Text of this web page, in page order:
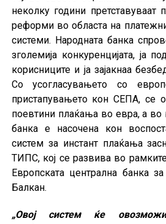
неколку години претставуваат
реформи во областа на
системи. Народната банка
зголемија конкуренцијата, ја
корисниците и ја зајакнаа
Со усогласувањето со
пристапувањето кон СЕПА, се
поевтини плаќања во евра, а
банка е насочена кон
систем за инстант плаќања
ТИПС, кој се развива во
Европската централна банка
Балкан.
„Овој систем ќе